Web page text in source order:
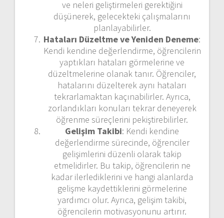
ve neleri geliştirmeleri gerektiğini
düşünerek, gelecekteki çalışmalarını
planlayabilirler.
Hataları Düzeltme ve Yeniden Deneme:
Kendi kendine değerlendirme, öğrencilerin
yaptıkları hataları görmelerine ve
düzeltmelerine olanak tanır. Öğrenciler,
hatalarını düzelterek aynı hataları
tekrarlamaktan kaçınabilirler. Ayrıca,
zorlandıkları konuları tekrar deneyerek
öğrenme süreçlerini pekiştirebilirler.
Gelişim Takibi: Kendi kendine
değerlendirme sürecinde, öğrenciler
gelişimlerini düzenli olarak takip
etmelidirler. Bu takip, öğrencilerin ne
kadar ilerlediklerini ve hangi alanlarda
gelişme kaydettiklerini görmelerine
yardımcı olur. Ayrıca, gelişim takibi,
öğrencilerin motivasyonunu artırır.